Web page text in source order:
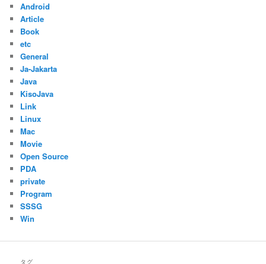
Android
Article
Book
etc
General
Ja-Jakarta
Java
KisoJava
Link
Linux
Mac
Movie
Open Source
PDA
private
Program
SSSG
Win
タグ